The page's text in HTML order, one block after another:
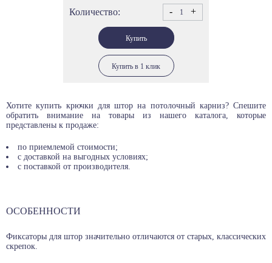
Количество:
- +
Купить в 1 клик
Хотите купить крючки для штор на потолочный карниз? Спешите
обратить внимание на товары из нашего каталога, которые
представлены к продаже:
по приемлемой стоимости;
с доставкой на выгодных условиях;
с поставкой от производителя.
ОСОБЕННОСТИ
Фиксаторы для штор значительно отличаются от старых, классических
скрепок.